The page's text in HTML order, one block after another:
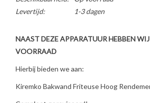
Levertijd:
1-3 dagen
NAAST DEZE APPARATUUR HEBBEN
VOORRAAD
Hierbij bieden we aan:
Kiremko Bakwand Friteuse Hoog